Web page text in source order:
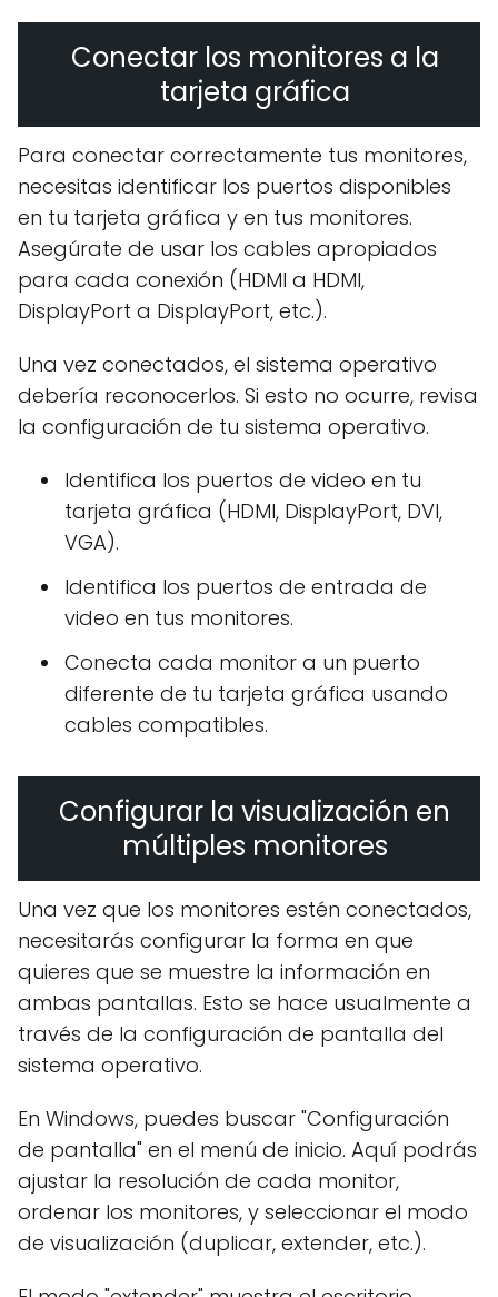
Conectar los monitores a la
tarjeta gráfica
Para conectar correctamente tus monitores,
necesitas identificar los puertos disponibles
en tu tarjeta gráfica y en tus monitores.
Asegúrate de usar los cables apropiados
para cada conexión (HDMI a HDMI,
DisplayPort a DisplayPort, etc.).
Una vez conectados, el sistema operativo
debería reconocerlos. Si esto no ocurre, revisa
la configuración de tu sistema operativo.
Identifica los puertos de video en tu
tarjeta gráfica (HDMI, DisplayPort, DVI,
VGA).
Identifica los puertos de entrada de
video en tus monitores.
Conecta cada monitor a un puerto
diferente de tu tarjeta gráfica usando
cables compatibles.
Configurar la visualización en
múltiples monitores
Una vez que los monitores estén conectados,
necesitarás configurar la forma en que
quieres que se muestre la información en
ambas pantallas. Esto se hace usualmente a
través de la configuración de pantalla del
sistema operativo.
En Windows, puedes buscar "Configuración
de pantalla" en el menú de inicio. Aquí podrás
ajustar la resolución de cada monitor,
ordenar los monitores, y seleccionar el modo
de visualización (duplicar, extender, etc.).